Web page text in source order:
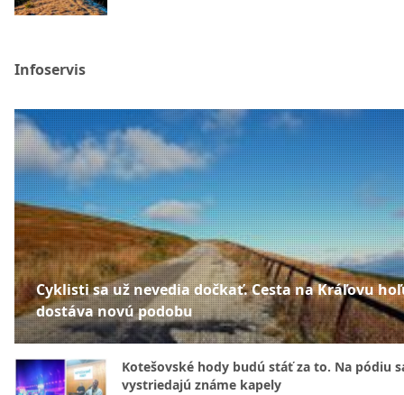
Infoservis
Cyklisti sa už nevedia dočkať. Cesta na Kráľovu
dostáva novú podobu
Kotešovské hody budú stáť za to. Na pódiu
vystriedajú známe kapely